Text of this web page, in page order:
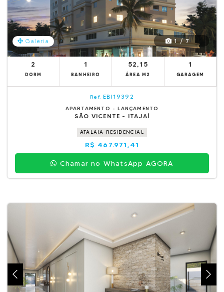
Galeria 1 / 7
2
DORM
1
BANHEIRO
52,15
ÁREA M2
1
GARAGEM
Ref. EBI19392
APARTAMENTO - LANÇAMENTO
SÃO VICENTE - ITAJAÍ
ATALAIA RESIDENCIAL
R$ 467.971,41
Chamar no WhatsApp AGORA